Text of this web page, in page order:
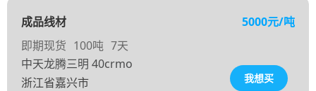
成品线材 5000元/吨
我想买
即期现货 100吨 7天
中天龙腾三明 40crmo
浙江省嘉兴市